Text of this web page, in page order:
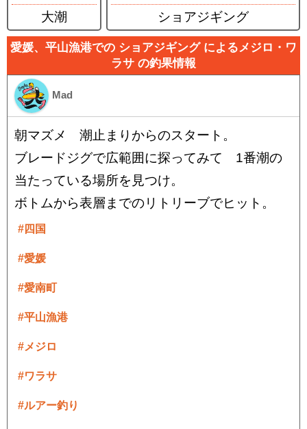
大潮 ショアジギング
愛媛、平山漁港での ショアジギング によるメジロ・ワ
ラサ の釣果情報
Mad
朝マズメ 潮止まりからのスタート。
ブレードジグで広範囲に探ってみて 1番潮の
当たっている場所を見つけ。
ボトムから表層までのリトリーブでヒット。
#四国
#愛媛
#愛南町
#平山漁港
#メジロ
#ワラサ
#ルアー釣り